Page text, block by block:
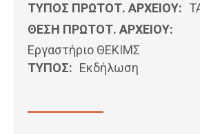
ΤΥΠΟΣ ΠΡΩΤΟΤ. ΑΡΧΕΙΟΥ:
ΘΕΣΗ ΠΡΩΤΟΤ. ΑΡΧΕΙΟΥ:
Εργαστήριο ΘΕΚΙΜΣ
ΤΥΠΟΣ: Εκδήλωση